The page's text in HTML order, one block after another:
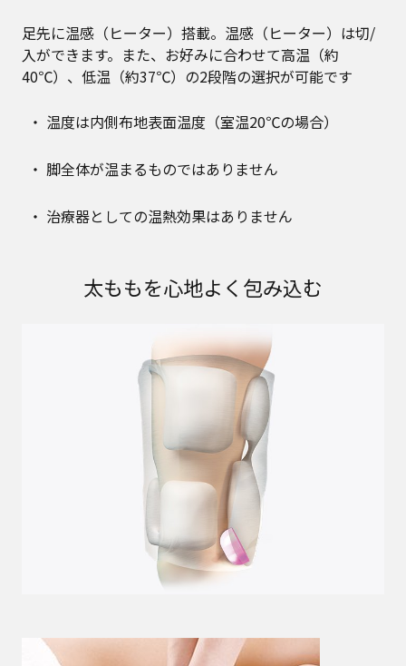
足先に温感（ヒーター）搭載。温感（ヒーター）は切/
入ができます。また、お好みに合わせて高温（約
40℃）、低温（約37℃）の2段階の選択が可能です
温度は内側布地表面温度（室温20℃の場合）
脚全体が温まるものではありません
治療器としての温熱効果はありません
太ももを心地よく包み込む